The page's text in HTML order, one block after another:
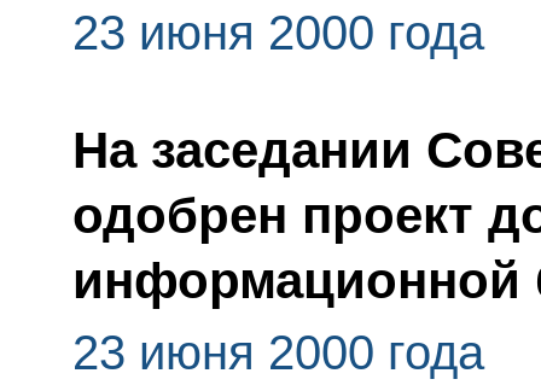
23 июня 2000 года
На заседании
одобрен проект
информационной
23 июня 2000 года